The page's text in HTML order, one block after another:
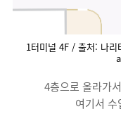
1터미널 4F / 출처: 나
4층으로 올라가
여기서 수